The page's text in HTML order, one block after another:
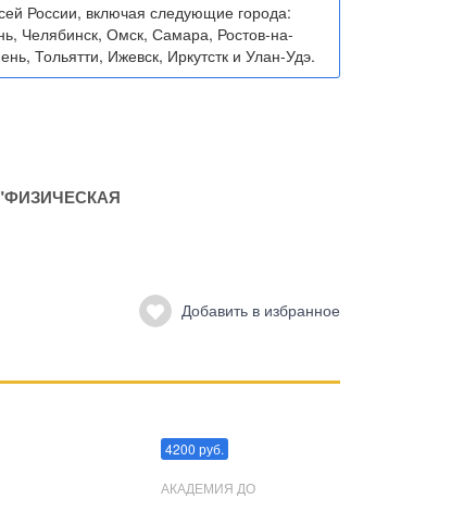
России, включая следующие города:
Челябинск, Омск, Самара, Ростов-на-
Тольятти, Ижевск, Иркутстк и Улан-Удэ.
Добавить в избранное
4200 руб.
АКАДЕМИЯ ДО